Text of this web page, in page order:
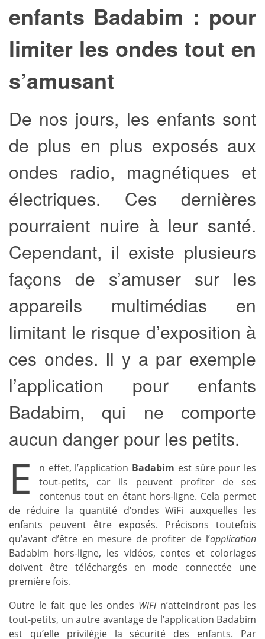
enfants Badabim : pour
limiter les ondes tout en
s’amusant
De nos jours, les enfants sont
de plus en plus exposés aux
ondes radio, magnétiques et
électriques. Ces dernières
pourraient nuire à leur santé.
Cependant, il existe plusieurs
façons de s’amuser sur les
appareils multimédias en
limitant le risque d’exposition à
ces ondes. Il y a par exemple
l’application pour enfants
Badabim, qui ne comporte
aucun danger pour les petits.
E n effet, l’application Badabim est sûre pour les
tout-petits, car ils peuvent profiter de ses
contenus tout en étant hors-ligne. Cela permet
de réduire la quantité d’ondes WiFi auxquelles les
enfants peuvent être exposés. Précisons toutefois
qu’avant d’être en mesure de profiter de l’application
Badabim hors-ligne, les vidéos, contes et coloriages
doivent être téléchargés en mode connectée une
première fois.
Outre le fait que les ondes WiFin’atteindront pas les
tout-petits, un autre avantage de l’application Badabim
est qu’elle privilégie lasécurité des enfants. Par